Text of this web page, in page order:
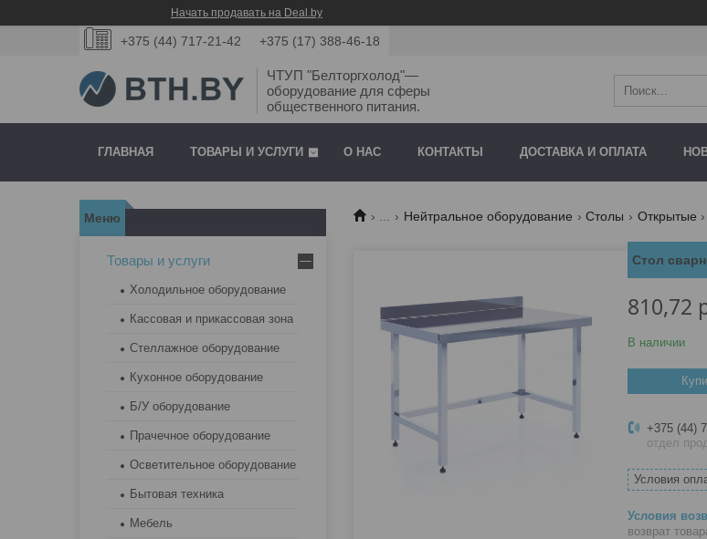
Начать продавать на Deal.by
+375 (44) 717-21-42 +375 (17) 388-46-18
ЧТУП "Белторгхолод"—
оборудование для сферы
общественного питания.
ГЛАВНАЯ ТОВАРЫ И УСЛУГИ О НАС КОНТАКТЫ ДОСТАВКА И ОПЛАТА
... Нейтральное оборудование Столы Открытые
Стол
810,72
В наличии
+375 (44)
отдел
Условия
возврат
Товары и услуги
Холодильное оборудование
Кассовая и прикассовая зона
Стеллажное оборудование
Кухонное оборудование
Б/У оборудование
Прачечное оборудование
Осветительное оборудование
Бытовая техника
Мебель